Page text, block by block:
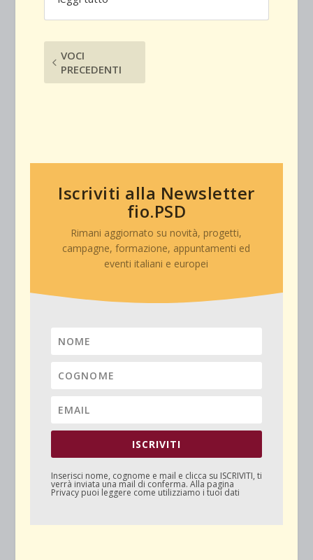
VOCI
PRECEDENTI
Iscriviti alla Newsletter
fio.PSD
Rimani aggiornato su novità, progetti,
campagne, formazione, appuntamenti ed
eventi italiani e europei
ISCRIVITI
Inserisci nome, cognome e mail e clicca su ISCRIVITI, ti
verrà inviata una mail di conferma. Alla pagina
Privacypuoi leggere come utilizziamo i tuoi dati